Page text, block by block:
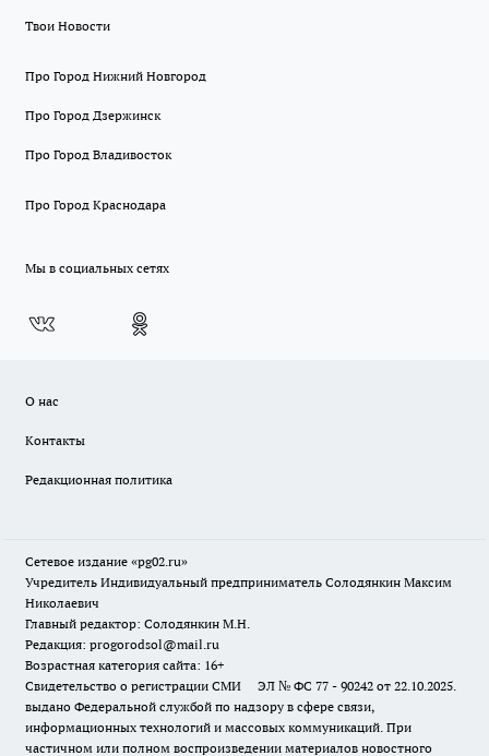
Твои Новости
Про Город Нижний Новгород
Про Город Дзержинск
Про Город Владивосток
Про Город Краснодара
Мы в социальных сетях
О нас
Контакты
Редакционная политика
Сетевое издание «pg02.ru»
Учредитель Индивидуальный предприниматель Солодянкин Максим
Николаевич
Главный редактор: Солодянкин М.Н.
Редакция: progorodsol@mail.ru
Возрастная категория сайта: 16+
Свидетельство о регистрации СМИ ЭЛ № ФС 77 - 90242 от 22.10.2025.
выдано Федеральной службой по надзору в сфере связи,
информационных технологий и массовых коммуникаций. При
частичном или полном воспроизведении материалов новостного